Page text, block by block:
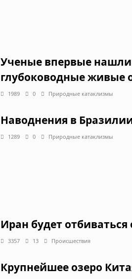
Ученые впервые нашли
глубоководные живые
1989 0 Природные катаклизмы
Наводнения в
1289 0 Природные катаклизмы
Иран будет
3357 13 Происшествия
Крупнейшее озеро